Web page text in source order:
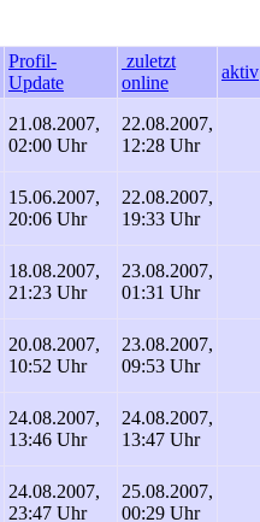
Profil-
Update
zuletzt
online
aktiv
21.08.2007,
02:00 Uhr
22.08.2007,
12:28 Uhr
15.06.2007,
20:06 Uhr
22.08.2007,
19:33 Uhr
18.08.2007,
21:23 Uhr
23.08.2007,
01:31 Uhr
20.08.2007,
10:52 Uhr
23.08.2007,
09:53 Uhr
24.08.2007,
13:46 Uhr
24.08.2007,
13:47 Uhr
24.08.2007,
23:47 Uhr
25.08.2007,
00:29 Uhr